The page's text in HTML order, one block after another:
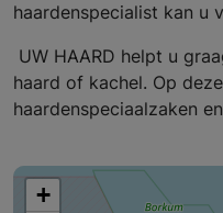
haardenspecialist kan u
UW HAARD helpt u
haard of kachel. Op
haardenspeciaalzaken
+